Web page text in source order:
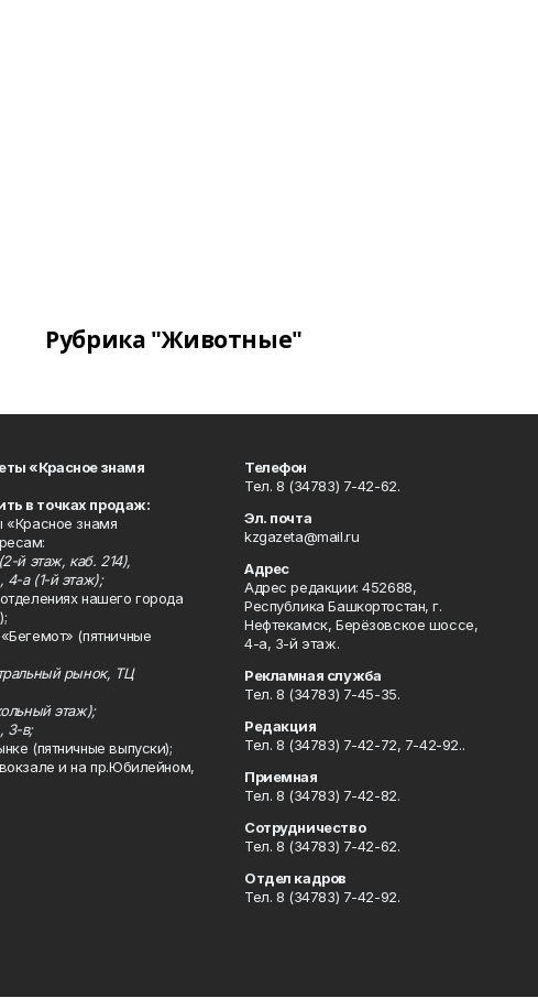
Рубрика "Животные"
«Красное знамя
в точках продаж:
«Красное знамя
й этаж, каб. 214),
4-а (1-й этаж);
нашего города
(пятничные
рынок, ТЦ
этаж);
3-в;
(пятничные выпуски);
и на пр.Юбилейном,
Телефон
Тел. 8 (34783) 7-42-62.
Эл. почта
kzgazeta@mail.ru
Адрес
Адрес редакции: 452688,
Республика Башкортостан, г.
Нефтекамск, Берёзовское шоссе,
4-а, 3-й этаж.
Рекламная служба
Тел. 8 (34783) 7-45-35.
Редакция
Тел. 8 (34783) 7-42-72, 7-42-92..
Приемная
Тел. 8 (34783) 7-42-82.
Сотрудничество
Тел. 8 (34783) 7-42-62.
Отдел кадров
Тел. 8 (34783) 7-42-92.